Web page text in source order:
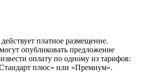
платное размещение.
опубликовать предложение
оплату по одному из тарифов:
плюс» или «Премиум».